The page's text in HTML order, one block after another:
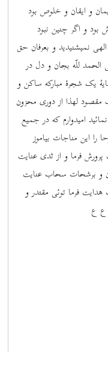
و ایقان و خلوص بود
و اگر چنین نبود
نمیشنیدید و بعرفان حق
الحمد للّه بجان و دل در
یک شجرۀ مبارکه ساکن و
لهذا از دوری محزون
امیدوارم که در جمیع
را این مناجات بیاموز
فرما و از ثدی عنایت
و برشحات سحاب عنایت
فرما توئی مقتدر و
ع ع